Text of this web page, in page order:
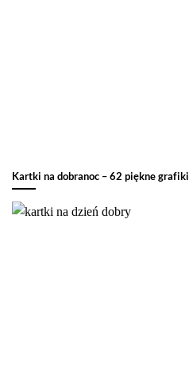
Kartki na dobranoc – 62 piękne grafiki